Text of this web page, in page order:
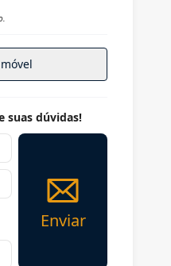
suas dúvidas!
Enviar